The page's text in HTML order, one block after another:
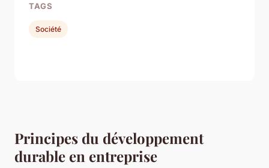
Principes du développement
durable en entreprise
TAGS
Société